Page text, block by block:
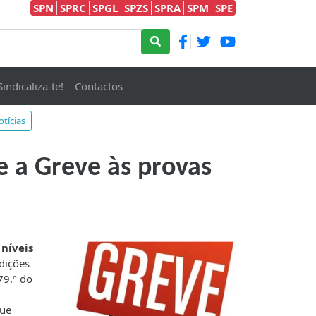
SPN SPRC SPGL SPZS SPRA SPM SPE
te! Contactos
a Greve às provas
níveis
do